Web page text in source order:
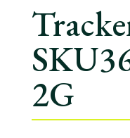
2G